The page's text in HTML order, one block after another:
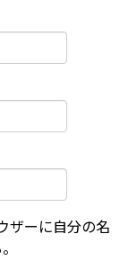
ザーに自分の名